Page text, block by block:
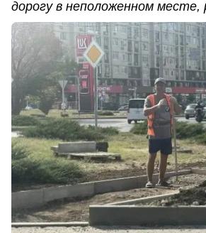
дорогу в неположенном месте,